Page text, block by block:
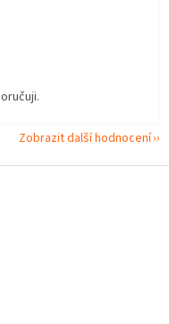
5 hvězdiček.
Zobrazit další hodnocení